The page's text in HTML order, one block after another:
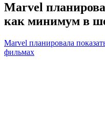
Marvel
как минимум в
Marvel планировала
фильмах